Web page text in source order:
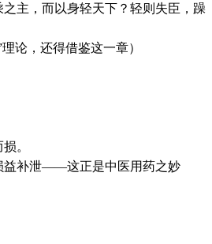
主，而以身轻天下？轻则失臣，躁
论，还得借鉴这一章）
。
益补泄——这正是中医用药之妙